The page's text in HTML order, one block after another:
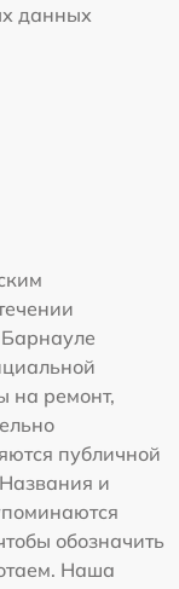
данных
на ремонт,
публичной
и
обозначить
Наша